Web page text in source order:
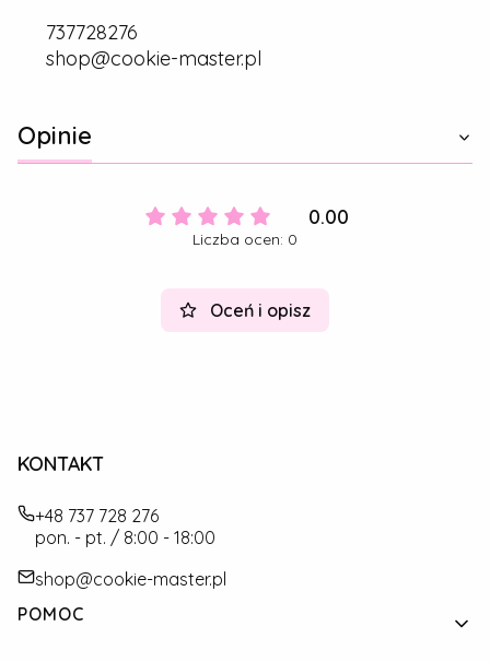
737728276
shop@cookie-master.pl
Opinie
0.00
Liczba ocen: 0
Oceń i opisz
KONTAKT
+48 737 728 276
pon. - pt. / 8:00 - 18:00
shop@cookie-master.pl
Linki w stopce
POMOC